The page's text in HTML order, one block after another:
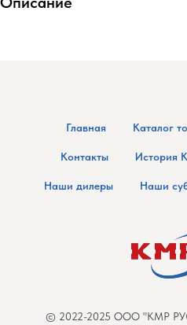
Главная Каталог
Контакты История
Наши дилеры Наши
© 2022-2025 ООО "КМР